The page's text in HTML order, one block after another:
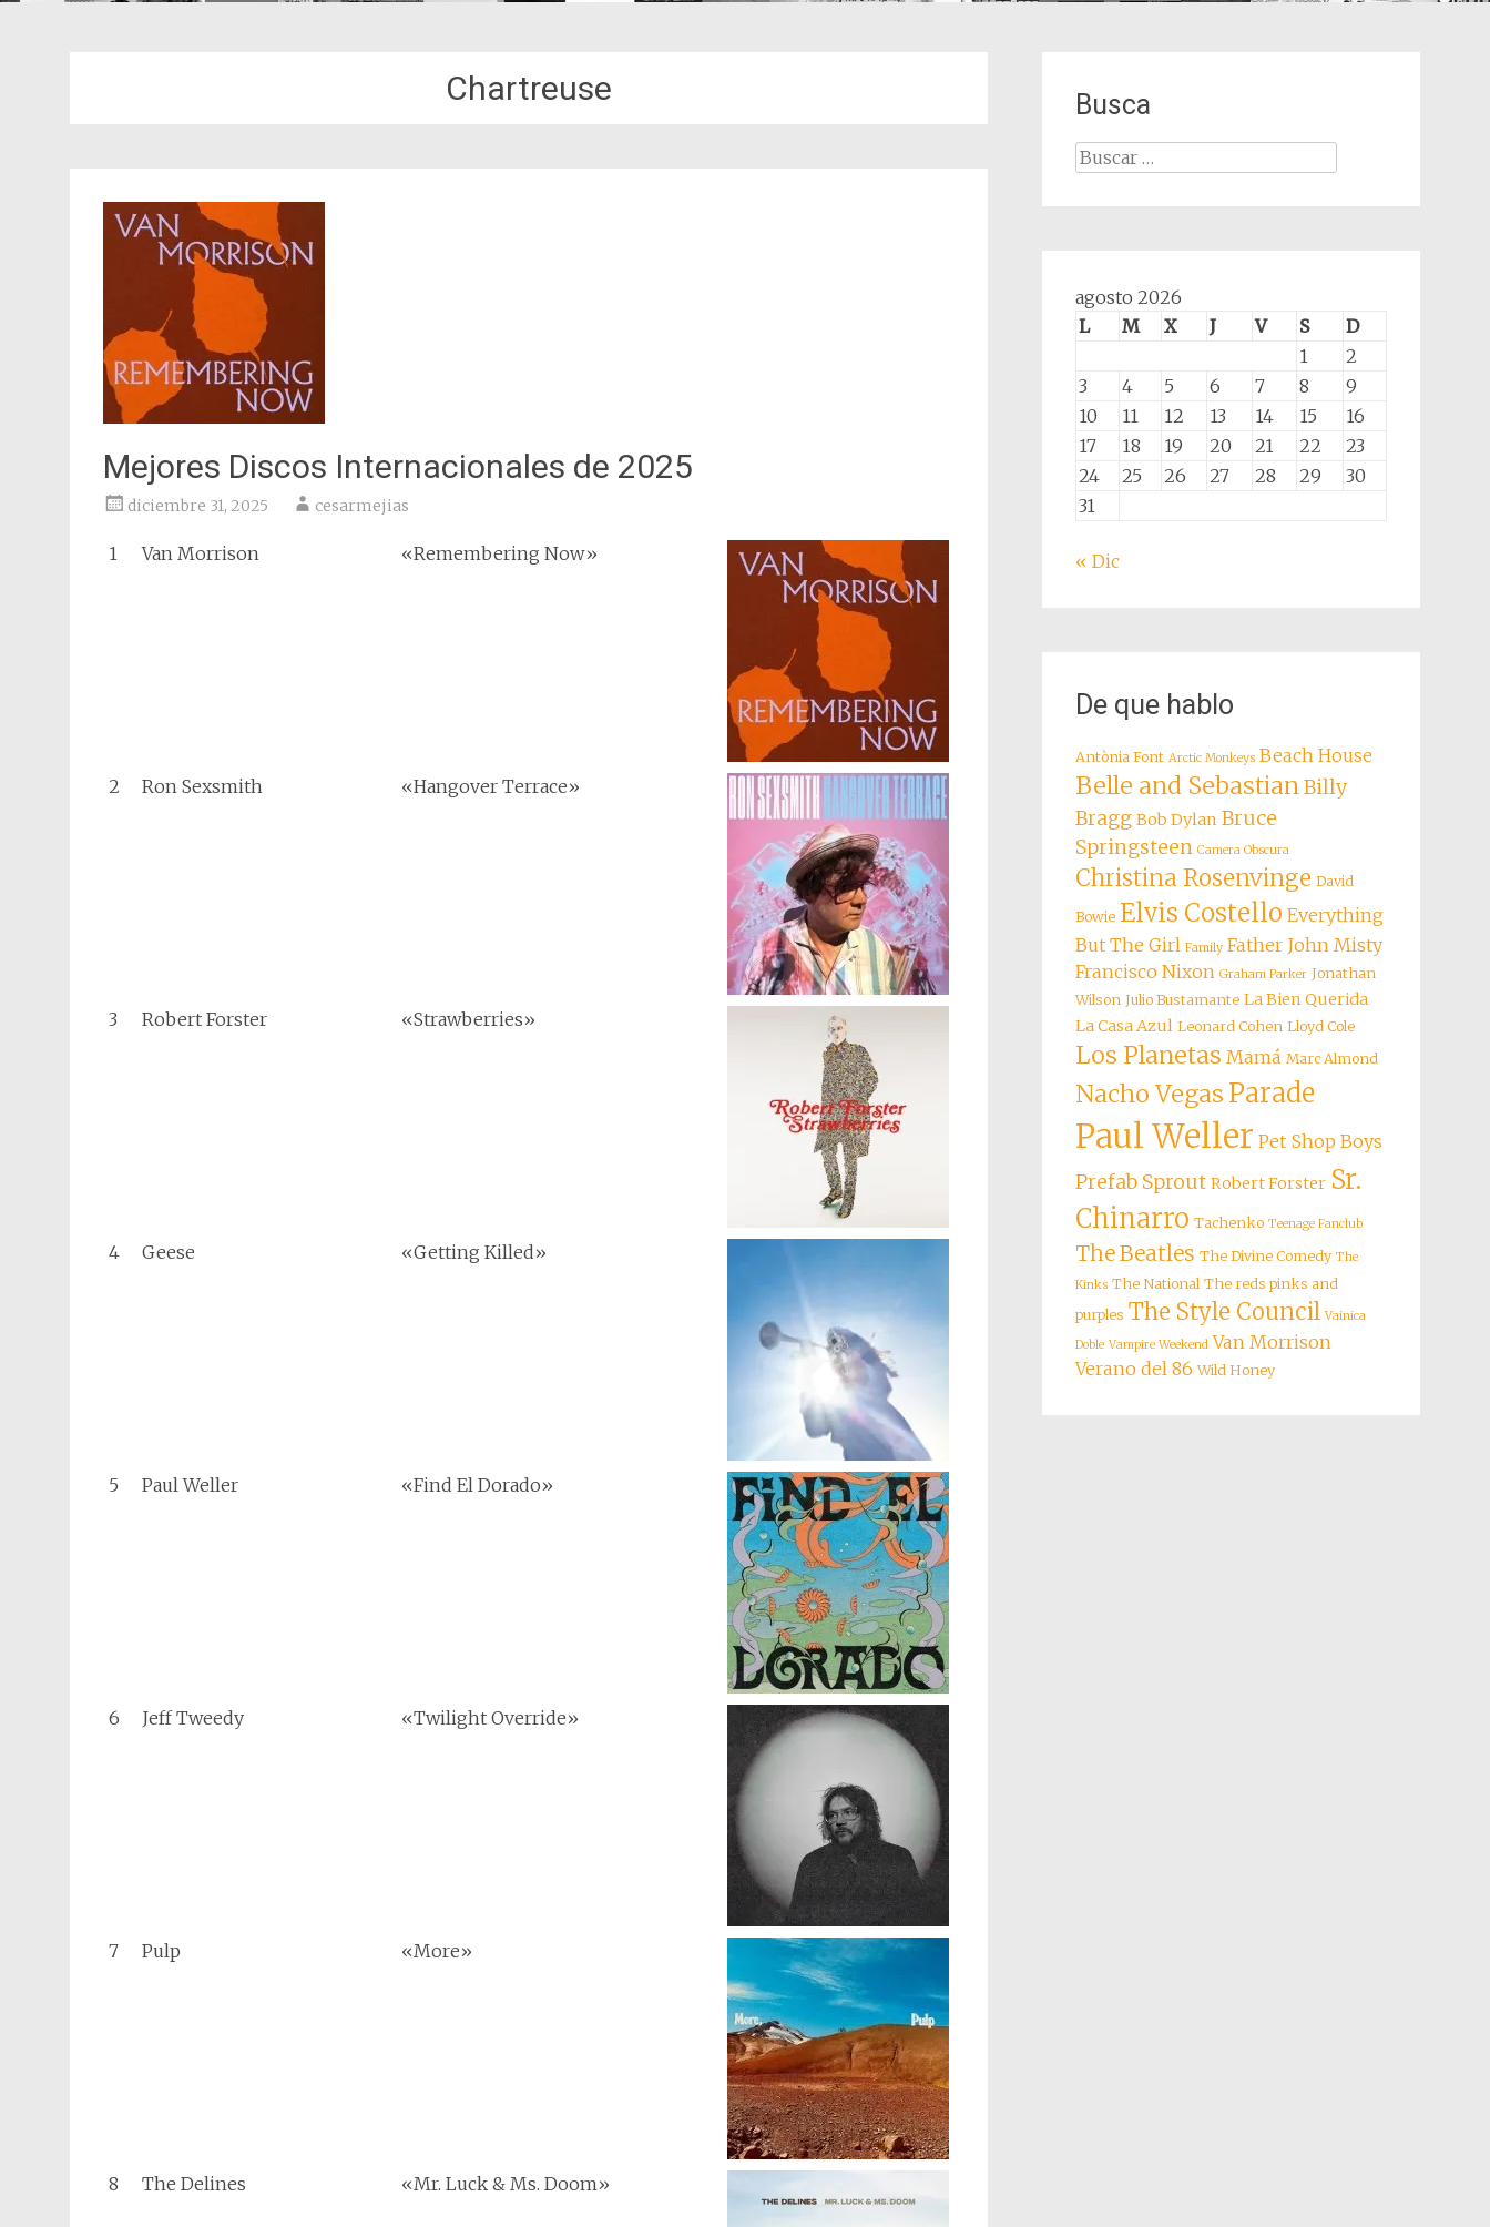
Chartreuse
Mejores Discos Internacionales de 2025
diciembre 31, 2025 cesarmejias
1 Van Morrison «Remembering Now»
2 Ron Sexsmith «Hangover Terrace»
3 Robert Forster «Strawberries»
4 Geese «Getting Killed»
5 Paul Weller «Find El Dorado»
6 Jeff Tweedy «Twilight Override»
7 Pulp «More»
8 The Delines «Mr. Luck & Ms. Doom»
Busca
Buscar:
agosto 2026
L
M X J V S
D
1
2
3
4 5 6 7 8
9
10
11 12 13 14 15
16
17
18 19 20 21 22
23
24
25 26 27 28 29
30
31
« Dic
De que hablo
Antònia Font Arctic Monkeys Beach House
Belle and SebastianBilly
Bragg Bob Dylan Bruce
Springsteen Camera Obscura
Christina Rosenvinge David
Bowie Elvis Costello Everything
But The Girl Family Father John Misty
Francisco Nixon Graham Parker Jonathan
Wilson Julio Bustamante La Bien Querida
La Casa Azul Leonard Cohen Lloyd Cole
Los Planetas Mamá Marc Almond
Nacho Vegas Parade
Paul Weller Pet Shop Boys
Prefab Sprout Robert Forster Sr.
Chinarro Tachenko Teenage Fanclub
The Beatles The Divine Comedy The
Kinks The National The reds pinks and
purples The Style Council Vainica
Doble Vampire Weekend Van Morrison
Verano del 86 Wild Honey